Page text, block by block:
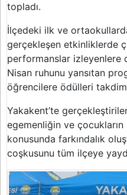
topladı.
İlçedeki ilk ve
gerçekleşen etkinliklerde
performanslar izleyenlere
Nisan ruhunu yansıtan
öğrencilere ödülleri
Yakakent’te
egemenliğin ve
konusunda farkındalık
coşkusunu tüm ilçeye